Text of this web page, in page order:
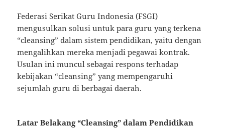
Federasi Serikat Guru Indonesia (FSGI)
mengusulkan solusi untuk para guru yang terkena
“cleansing” dalam sistem pendidikan, yaitu dengan
mengalihkan mereka menjadi pegawai kontrak.
Usulan ini muncul sebagai respons terhadap
kebijakan “cleansing” yang mempengaruhi
sejumlah guru di berbagai daerah.
Latar Belakang “Cleansing” dalam Pendidikan